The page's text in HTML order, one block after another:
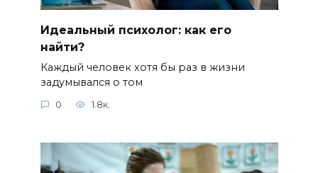
Идеальный психолог: как его
найти?
Каждый человек хотя бы раз в жизни
задумывался о том
0 1.8к.